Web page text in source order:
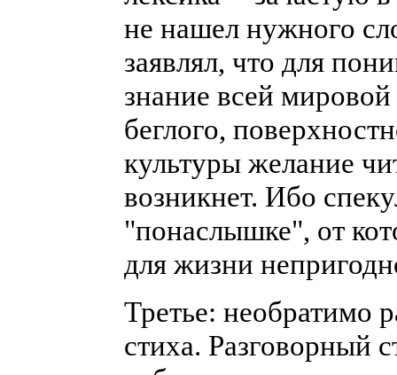
не нашел нужного
заявлял, что для
знание всей
беглого,
культуры желание
возникнет. Ибо
"понаслышке", от
для жизни
Третье: необратимо
стиха. Разговорный